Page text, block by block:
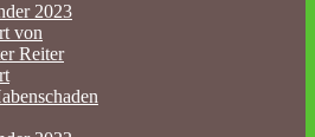
2023
von
Reiter